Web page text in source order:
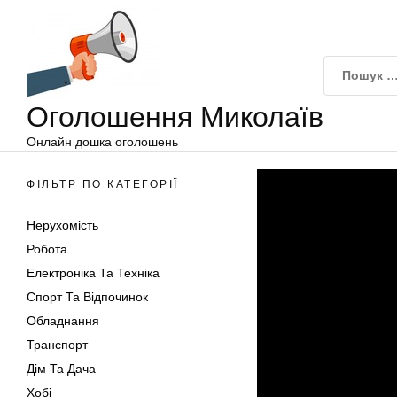
Оголошення Миколаїв
Онлайн дошка оголошень
ФІЛЬТР ПО КАТЕГОРІЇ
Нерухомість
Робота
Електроніка Та Техніка
Спорт Та Відпочинок
Обладнання
Транспорт
Дім Та Дача
Хобі